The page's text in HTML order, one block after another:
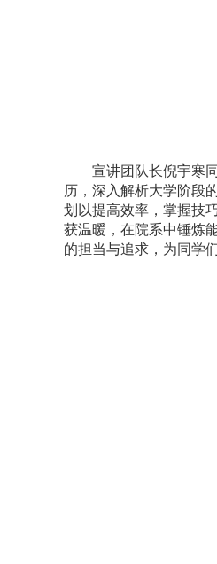
宣讲团队长倪宇寒
历，深入解析大学阶段
划以提高效率，掌握技
获温暖，在院系中锤炼
的担当与追求，为同学